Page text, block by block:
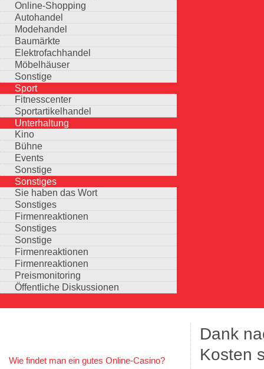
Online-Shopping
Autohandel
Modehandel
Baumärkte
Elektrofachhandel
Möbelhäuser
Sonstige
Sport
Fitnesscenter
Sportartikelhandel
Unterhaltung
Kino
Bühne
Events
Sonstige
Sonstiges
Sie haben das Wort
Sonstiges
Firmenreaktionen
Sonstiges
Sonstige
Firmenreaktionen
Firmenreaktionen
Preismonitoring
Öffentliche Diskussionen
Wie findet man ein gutes Online-Casino?
Dank
Kosten